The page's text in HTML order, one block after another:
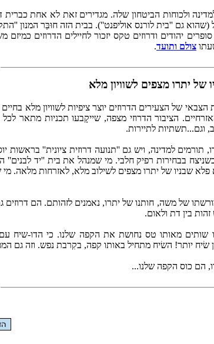
ולכוחות הביטחון שלה. מגדירים זאת לא אחת כברית
גם ''בית לורנס אוליפנט''). בבית הזה חוּבַּר המנון
בכפר חיבר את ההמנון. בשנת תשע''א (2011) קיימנו במקום סופרים יהודים
צולם ותועד.
של יתרו מצפים לשוויון מלא
הצבאי של הצעירים הדרוזים יוצר ציפיות לשוויון מלא
הציבור הדרוזי מצפה, שייקָבעו תכניות מתאר
וגם...תשתיות לתיירות.
תורמים למדינה, ויש גם ''תנועה דרוזית ציונית''
בבחירות רפיק חלבי. מי שמנהל את בית ''יד
שבניו של יתרו מצפים לשילוב מלא, לאזרחות מלאה.
של משה, חותנו של יתרו, נאמנים לזהותם. הם דרוזים
בין דת ולאום.
שותים מאותו טס נחושת את הקפה שלנו. כי הדו-שיח
יותר! השׂיח מתחיל באותו קפה, בקִרבת נפש. וזה גם
הם כוס הקפה שלנו...